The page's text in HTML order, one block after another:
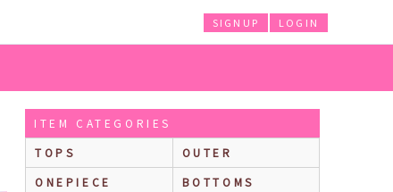
LOGIN
SIGNUP
ITEM CATEGORIES
TOPS
OUTER
ONEPIECE
BOTTOMS